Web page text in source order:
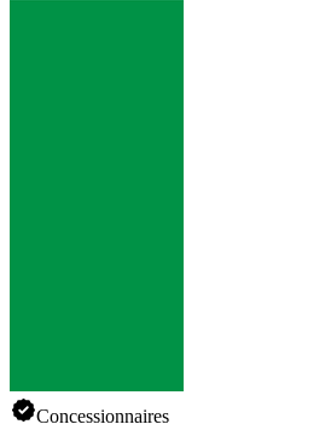
Concessionnaires